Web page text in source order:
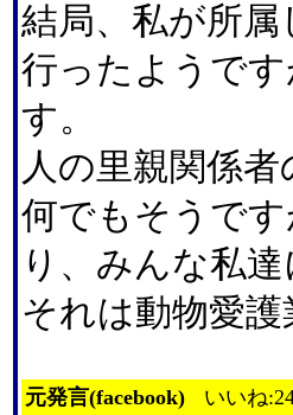
結局、私が所
行ったようで
す。
人の里親関係
何でもそうで
り、みんな私
それは動物愛
元発言(facebook) いいね